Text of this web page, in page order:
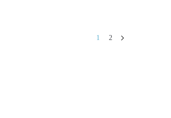
1 2